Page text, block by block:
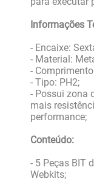
Informações
- Encaixe:
- Material:
-
- Tipo: PH2;
- Possui zona
mais
performance;
Conteúdo:
- 5 Peças BIT
Webkits;